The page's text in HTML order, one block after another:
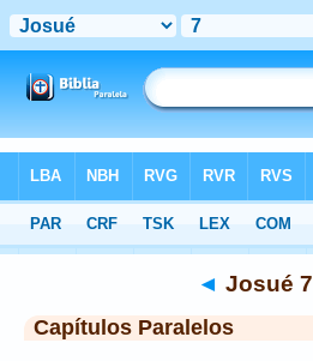
> Josué 7
◄ Josué 7
Capítulos Paralelos